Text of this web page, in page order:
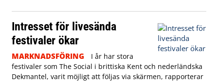
Intresset för livesända
festivaler ökar
MARKNADSFÖRING
I år har stora
festivaler som The Social i brittiska Kent och nederländska
Dekmantel, varit möjligt att följas via skärmen, rapporterar